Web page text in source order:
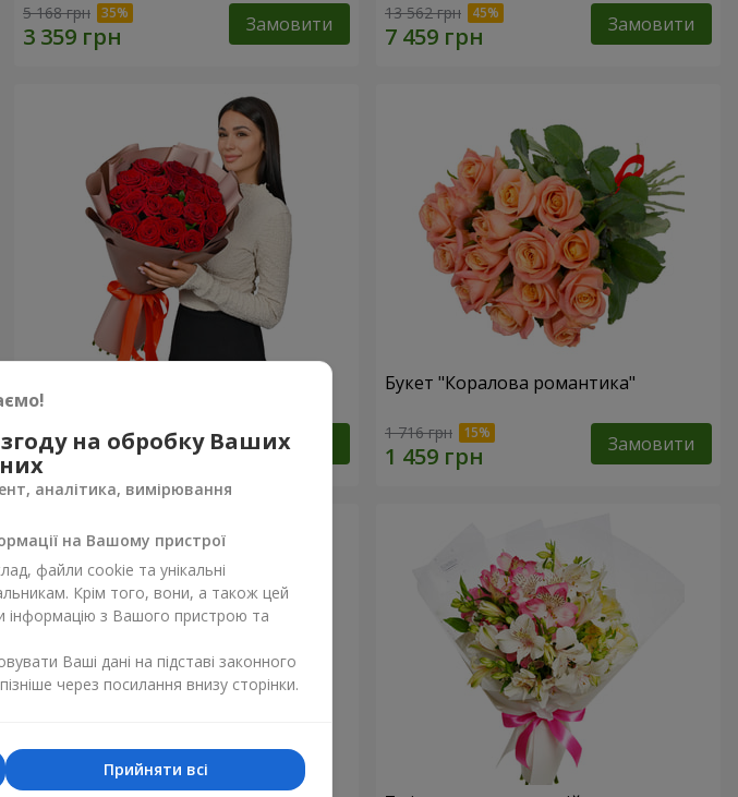
5 168 грн Замовити 13 562 грн Замовити
троянда!"
2 874 грн Замовити
Букет "Коралова романтика"
1 716 грн Замовити
на обробку Ваших
аналітика, вимірювання
на Вашому пристрої
файли cookie та унікальні
Крім того, вони, а також цей
інформацію з Вашого пристрою та
Ваші дані на підставі законного
через посилання внизу сторінки.
Прийняти всі